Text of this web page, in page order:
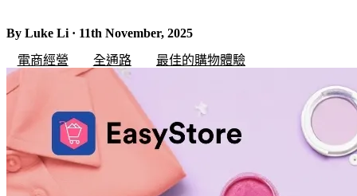
By Luke Li · 11th November, 2025
電商經營
全通路 最佳的購物體驗